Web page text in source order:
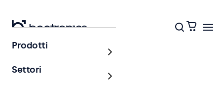
Home
Prodotti
Settori